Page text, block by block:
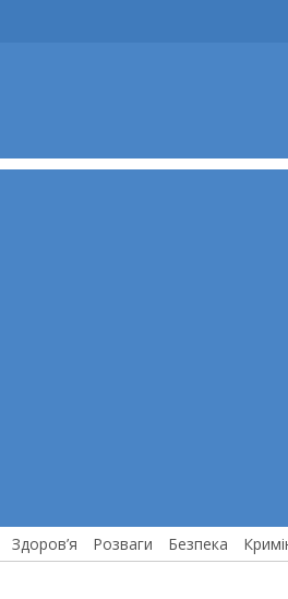
Здоров’я Розваги Безпека